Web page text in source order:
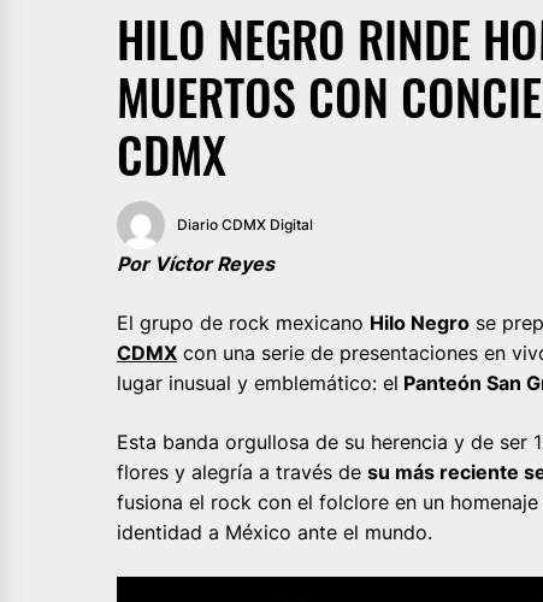
HILO NEGRO RINDE
MUERTOS CON
CDMX
Diario CDMX Digital
Por Víctor Reyes
El grupo de rock mexicano Hilo Negro se
CDMX con una serie de presentaciones en
lugar inusual y emblemático: el Panteón San
Esta banda orgullosa de su herencia y de ser
flores y alegría a través de su más reciente
fusiona el rock con el folclore en un
identidad a México ante el mundo.